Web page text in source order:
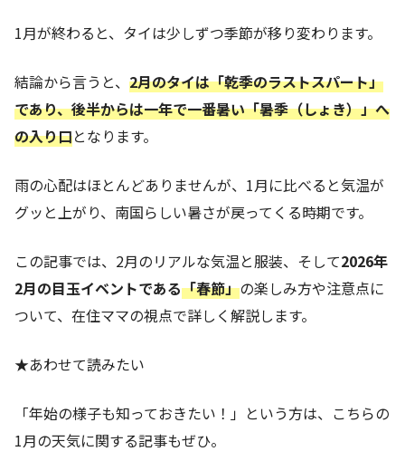
1月が終わると、タイは少しずつ季節が移り変わります。
結論から言うと、 2月のタイは「乾季のラストスパート」
であり、後半からは一年で一番暑い「暑季（しょき）」へ
の入り口となります。
雨の心配はほとんどありませんが、1月に比べると気温が
グッと上がり、南国らしい暑さが戻ってくる時期です。
この記事では、2月のリアルな気温と服装、そして2026年
2月の目玉イベントである「春節」の楽しみ方や注意点に
ついて、在住ママの視点で詳しく解説します。
★あわせて読みたい
「年始の様子も知っておきたい！」という方は、こちらの
1月の天気に関する記事もぜひ。